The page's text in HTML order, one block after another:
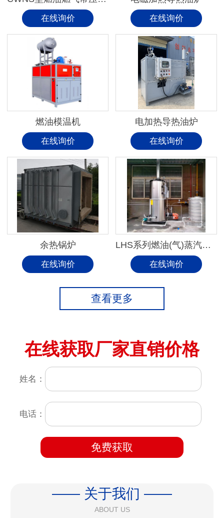
在线询价 在线询价
燃油模温机
在线询价
电加热导热油炉
在线询价
余热锅炉
在线询价
LHS系列燃油(气)蒸汽锅炉
在线询价
查看更多
在线获取厂家直销价格
姓名：
电话：
免费获取
—— 关于我们 ——
ABOUT US